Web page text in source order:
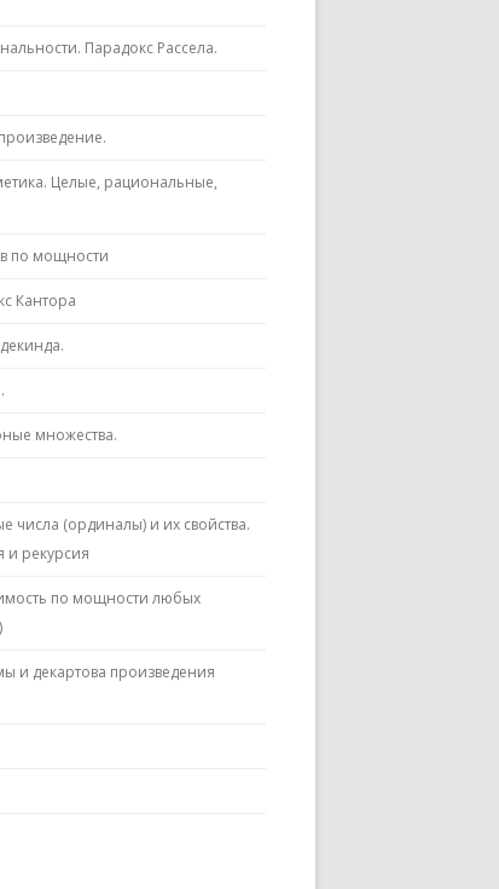
Парадокс Рассела.
Целые, рациональные,
по мощности
Кантора
множества.
(ординалы) и их свойства.
и рекурсия
по мощности любых
и декартова произведения